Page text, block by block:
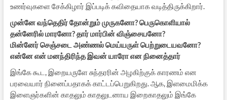
உணர்வுகளை சேக்கிழார் இப்படிக் கவிதையாக வடித்திருக்கிறார்.
முன்னே வந்தெதிர் தோன்றும் முருகனோ? பெருகொளியால்
தன்னேரில் மாரனோ? தார் மார்பின் விஞ்சையனோ?
மின்னேர் செஞ்சடை அண்ணல் மெய்யருள் பெற்றுடையவனோ?
என்னே என் மனந்திரிந்த இவன் யாரோ என நினைத்தார்
இங்கே கூட, இறையருளே சுந்தரரின் அழகிற்குக் காரணம் என
பரவையார் நினைப்பதாகக் காட்டப்பெறுகிறது. ஆக, இளமைமிக்க
இளைஞர்களின் காதலும் காதலுடனாய இறைகாதலும் இங்கே